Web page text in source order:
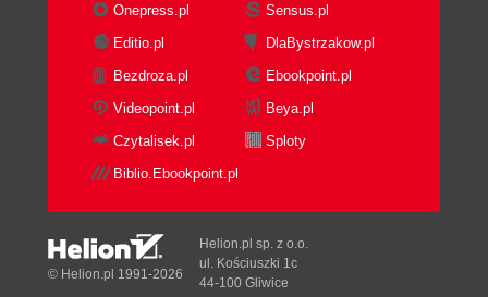
Onepress.pl
Sensus.pl
Editio.pl
DlaBystrzakow.pl
Bezdroza.pl
Ebookpoint.pl
Videopoint.pl
Beya.pl
Czytalisek.pl
Sploty
Biblio.Ebookpoint.pl
© Helion.pl 1991-2026
Helion.pl sp. z o.o.
ul. Kościuszki 1c
44-100 Gliwice